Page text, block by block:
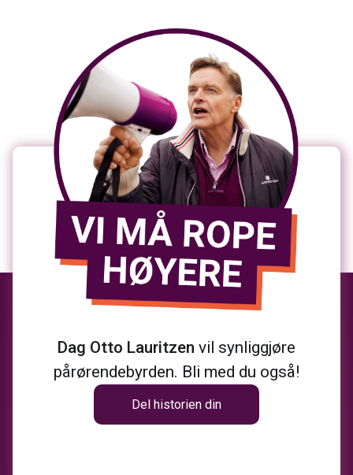
Dag Otto Lauritzen vil synliggjøre
pårørendebyrden. Bli med du også!
Del historien din